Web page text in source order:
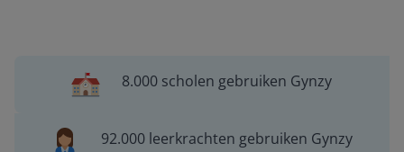
8.000 scholen gebruiken Gynzy
92.000 leerkrachten gebruiken Gynzy